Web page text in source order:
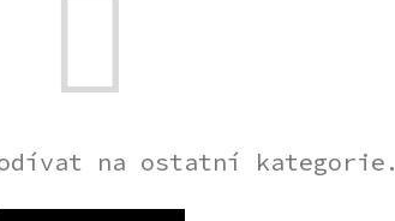
na ostatní kategorie.